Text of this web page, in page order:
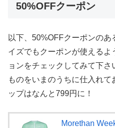
50%OFFクーポン
以下、50%OFFクーポンの
イズでもクーポンが使える
ョンをチェックしてみて下
ものをいまのうちに仕入れ
ップはなんと799円に！
Morethan